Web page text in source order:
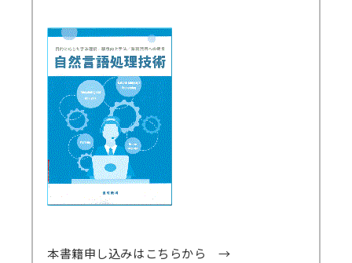
メルマガ登録
セミナー会場アクセス
本書籍申し込みはこちらから →